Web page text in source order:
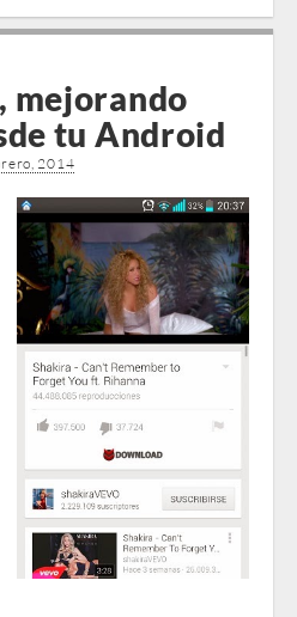
mejorando
tu Android
2014